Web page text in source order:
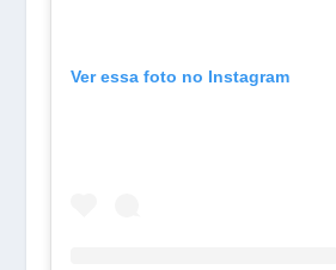
Ver essa foto no Instagram